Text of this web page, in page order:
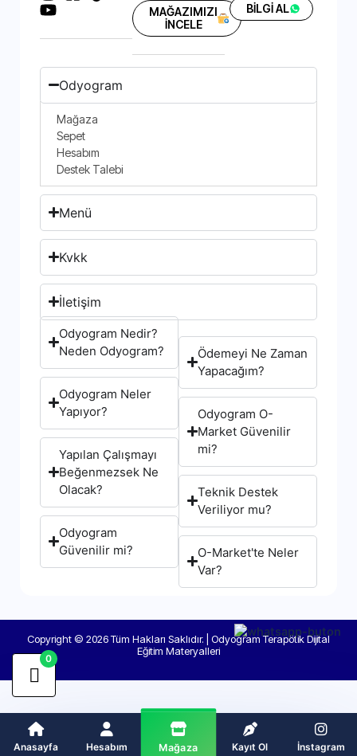
Anasayfa Hesabım Mağaza Kayıt Ol İnstagram
MAĞAZIMIZI
İNCELE
BİLGİ AL
Odyogram
Mağaza
Sepet
Hesabım
Destek Talebi
Menü
Kvkk
İletişim
Odyogram Nedir?
Neden Odyogram?
Odyogram Neler
Yapıyor?
Yapılan Çalışmayı
Beğenmezsek Ne
Olacak?
Odyogram
Güvenilir mi?
Ödemeyi Ne Zaman
Yapacağım?
Odyogram O-
Market Güvenilir
mi?
Teknik Destek
Veriliyor mu?
O-Market'te Neler
Var?
Copyright © 2026 Tüm Hakları Saklıdır. | Odyogram Terapötik Dijital
Eğitim Materyalleri
0